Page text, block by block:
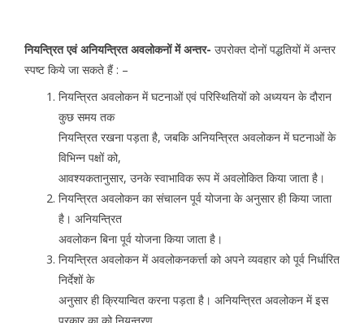
नियन्त्रित एवं अनियन्त्रित अवलोकनों में अन्तर- उपरोक्त दोनों पद्धतियों में अन्तर
स्पष्ट किये जा सकते हैं : –
नियन्त्रित अवलोकन में घटनाओं एवं परिस्थितियों को अध्ययन के दौरान
कुछ समय तक
नियन्त्रित रखना पड़ता है, जबकि अनियन्त्रित अवलोकन में घटनाओं के
विभिन्न पक्षों को,
आवश्यकतानुसार, उनके स्वाभाविक रूप में अवलोकित किया जाता है।
नियन्त्रित अवलोकन का संचालन पूर्व योजना के अनुसार ही किया जाता
है। अनियन्त्रित
अवलोकन बिना पूर्व योजना किया जाता है।
नियन्त्रित अवलोकन में अवलोकनकर्त्ता को अपने व्यवहार को पूर्व निर्धारित
निर्देशों के
अनुसार ही क्रियान्वित करना पड़ता है। अनियन्त्रित अवलोकन में इस